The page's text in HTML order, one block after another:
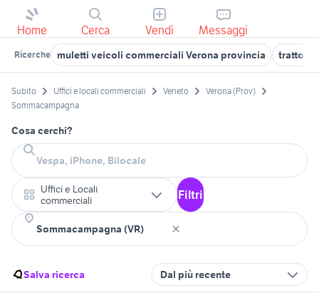
Home Cerca Vendi Messaggi
Ricerche muletti veicoli commerciali Verona provincia trattori
Subito Uffici e locali commerciali Veneto
Verona (Prov)
Sommacampagna
Cosa cerchi?
Uffici e Locali
commerciali
Filtri
Salva ricerca Dal più recente